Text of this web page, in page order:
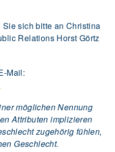
sich bitte an Christina
Relations Horst Görtz
Mail:
möglichen Nennung
Attributen implizieren
zugehörig fühlen,
Geschlecht.